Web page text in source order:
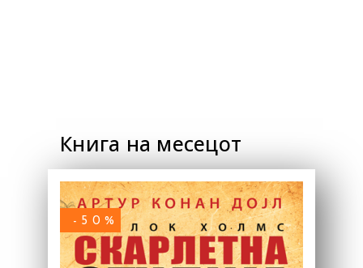
Книга на месецот
-50%